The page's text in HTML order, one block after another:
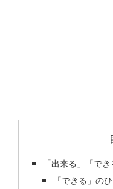
「出来る」「で
「できる」の